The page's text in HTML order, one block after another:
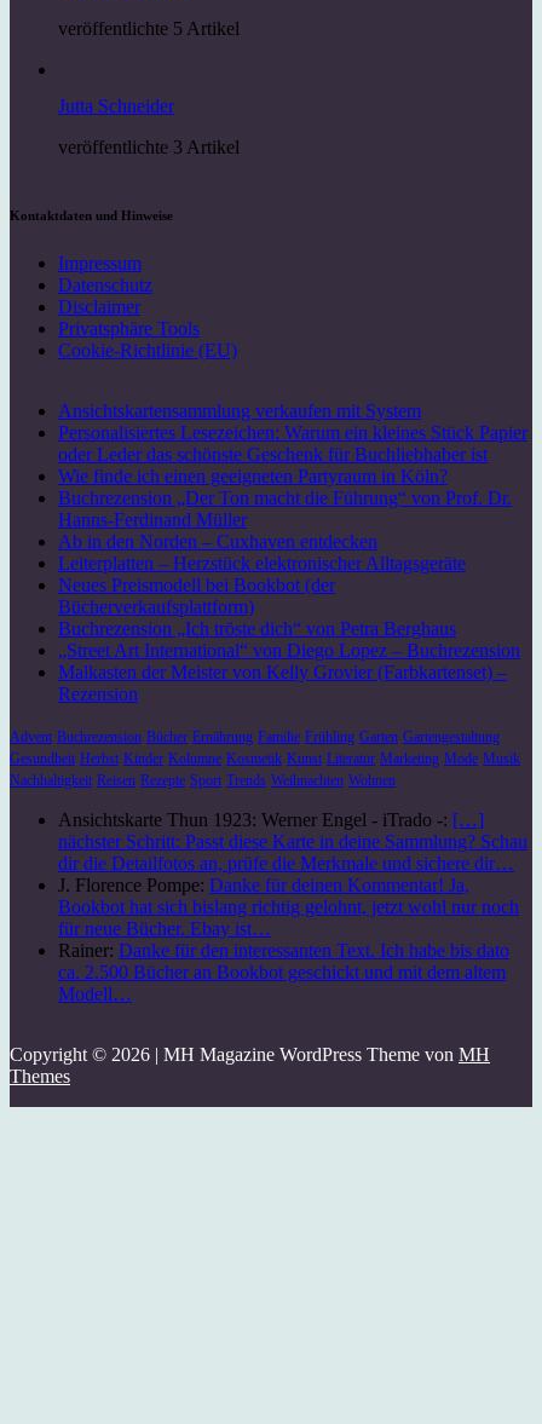
veröffentlichte 5 Artikel
Jutta Schneider
veröffentlichte 3 Artikel
Kontaktdaten und Hinweise
Impressum
Datenschutz
Disclaimer
Privatsphäre Tools
Cookie-Richtlinie (EU)
Ansichtskartensammlung verkaufen mit System
Personalisiertes Lesezeichen: Warum ein kleines Stück Papier
oder Leder das schönste Geschenk für Buchliebhaber ist
Wie finde ich einen geeigneten Partyraum in Köln?
Buchrezension „Der Ton macht die Führung“ von Prof. Dr.
Hanns-Ferdinand Müller
Ab in den Norden – Cuxhaven entdecken
Leiterplatten – Herzstück elektronischer Alltagsgeräte
Neues Preismodell bei Bookbot (der
Bücherverkaufsplattform)
Buchrezension „Ich tröste dich“ von Petra Berghaus
„Street Art International“ von Diego Lopez – Buchrezension
Malkasten der Meister von Kelly Grovier (Farbkartenset) –
Rezension
Advent Buchrezension Bücher Ernährung Familie Frühling Garten Gartengestaltung
Gesundheit Herbst Kinder Kolumne Kosmetik Kunst Literatur Marketing Mode Musik
Nachhaltigkeit Reisen Rezepte Sport Trends Weihnachten Wohnen
Ansichtskarte Thun 1923: Werner Engel - iTrado -: […]
nächster Schritt: Passt diese Karte in deine Sammlung? Schau
dir die Detailfotos an, prüfe die Merkmale und sichere dir…
J. Florence Pompe: Danke für deinen Kommentar! Ja,
Bookbot hat sich bislang richtig gelohnt, jetzt wohl nur noch
für neue Bücher. Ebay ist…
Rainer: Danke für den interessanten Text. Ich habe bis dato
ca. 2.500 Bücher an Bookbot geschickt und mit dem altem
Modell…
Copyright © 2026 | MH Magazine WordPress Theme von MH
Themes